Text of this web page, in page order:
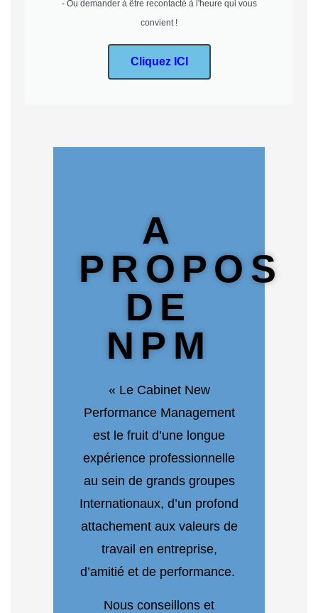
- Ou demander à être recontacté à l'heure qui vous
convient !
Cliquez ICI
A
PROPOS
DE
NPM
« Le Cabinet New
Performance Management
est le fruit d’une longue
expérience professionnelle
au sein de grands groupes
Internationaux, d’un profond
attachement aux valeurs de
travail en entreprise,
d’amitié et de performance.
Nous conseillons et